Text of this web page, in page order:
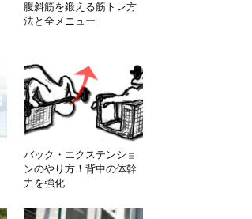
腹斜筋を鍛える筋トレ方
法と全メニュー
バック・エクステンショ
ンのやり方！背中の体幹
力を強化